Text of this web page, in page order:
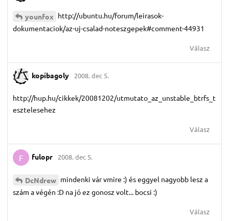
younfox http://ubuntu.hu/forum/leirasok-
dokumentaciok/az-uj-csalad-noteszgepek#comment-44931
Válasz
kopibagoly 2008. dec 5.
http://hup.hu/cikkek/20081202/utmutato_az_unstable_btrfs_t
esztelesehez
Válasz
F fulopr 2008. dec 5.
DcNdrew mindenki vár vmire :) és eggyel nagyobb lesz a
szám a végén :D na jó ez gonosz volt... bocsi :)
Válasz